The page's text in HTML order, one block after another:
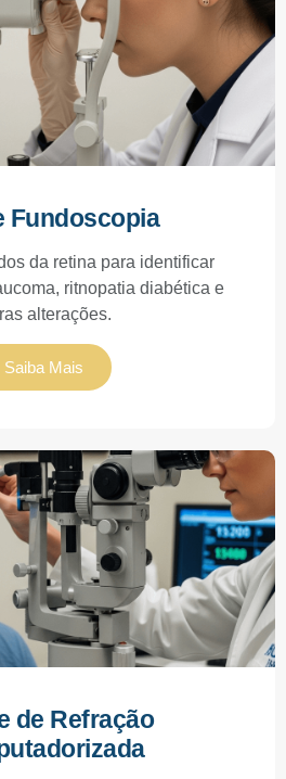
Fundoscopia
da retina para identificar
ritnopatia diabética e
alterações.
Saiba Mais
de Refração